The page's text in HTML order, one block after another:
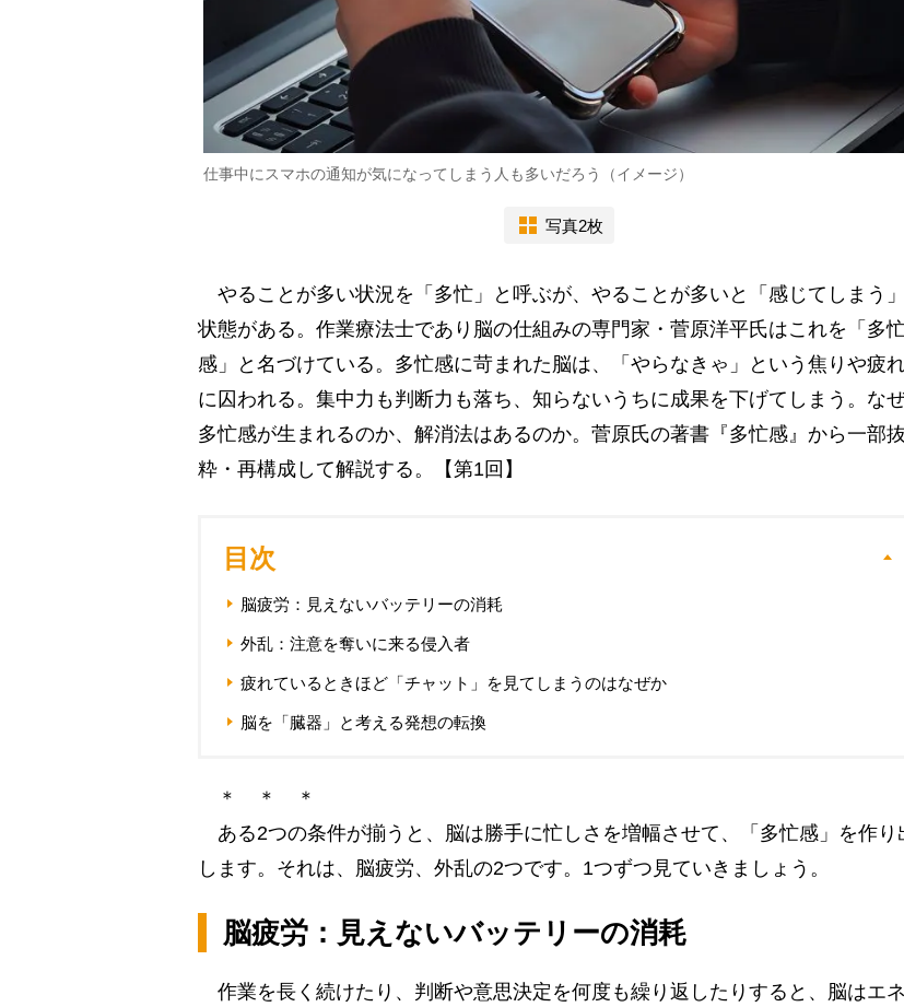
仕事中にスマホの通知が気になってしまう人も多いだろう（イメージ）
写真2枚
やることが多い状況を「多忙」と呼ぶが、やることが多いと「感じてしまう」
状態がある。作業療法士であり脳の仕組みの専門家・菅原洋平氏はこれを「多
感」と名づけている。多忙感に苛まれた脳は、「やらなきゃ」という焦りや疲
に囚われる。集中力も判断力も落ち、知らないうちに成果を下げてしまう。な
多忙感が生まれるのか、解消法はあるのか。菅原氏の著書『多忙感』から一部抜
粋・再構成して解説する。【第1回】
目次
脳疲労：見えないバッテリーの消耗
外乱：注意を奪いに来る侵入者
疲れているときほど「チャット」を見てしまうのはなぜか
脳を「臓器」と考える発想の転換
＊ ＊ ＊
ある2つの条件が揃うと、脳は勝手に忙しさを増幅させて、「多忙感」を作り
します。それは、脳疲労、外乱の2つです。1つずつ見ていきましょう。
脳疲労：見えないバッテリーの消耗
作業を長く続けたり、判断や意思決定を何度も繰り返したりすると、脳はエネ